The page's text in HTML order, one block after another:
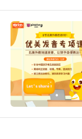
味道一样
倒骑毛驴
也许是真的
我先开始踢的